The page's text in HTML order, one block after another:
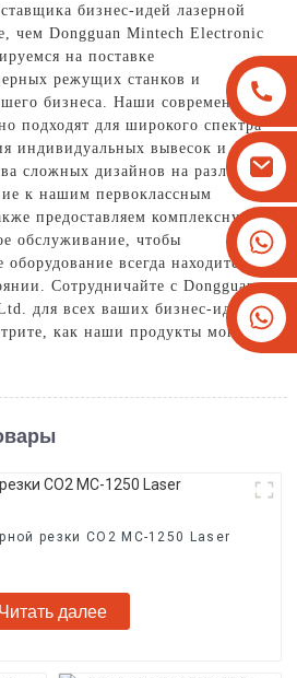
+8613825779334
+16266628193
бизнес-идей лазерной
чем Dongguan Mintech Electronic
на поставке
режущих станков и
бизнеса. Наши современные
подходят для широкого спектра
индивидуальных вывесок и
сложных дизайнов на различных
к нашим первоклассным
предоставляем комплексную
обслуживание, чтобы
оборудование всегда находится в
Сотрудничайте с Dongguan
для всех ваших бизнес-идей
как наши продукты могут
резки CO2 MC-1250 Laser
Читать далее